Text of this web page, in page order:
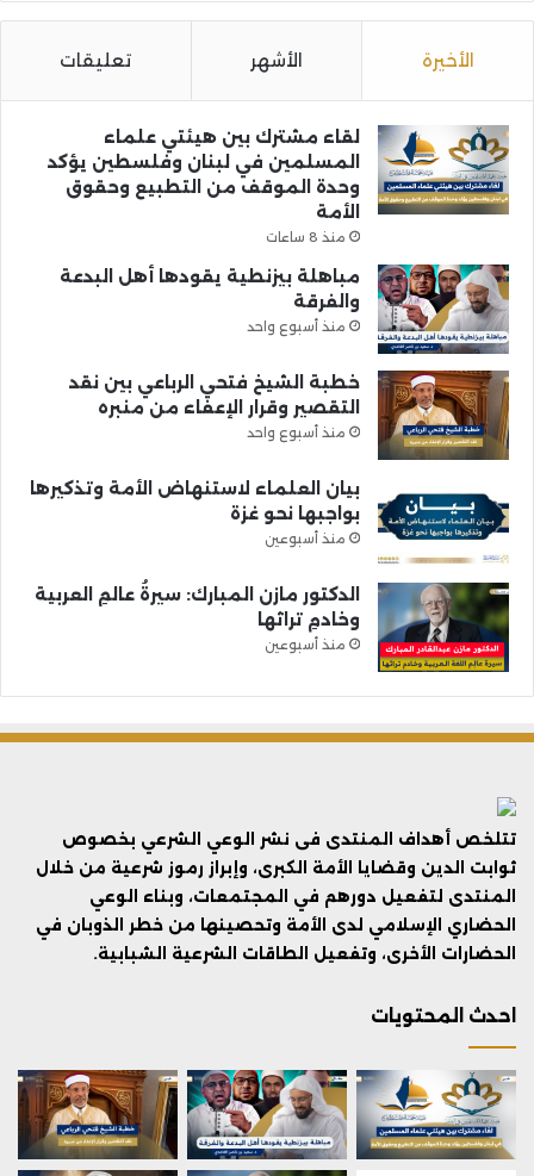
الأخيرة الأشهر تعليقات
لقاء مشترك بين هيئتي علماء
المسلمين في لبنان وفلسطين يؤكد
وحدة الموقف من التطبيع وحقوق
الأمة
منذ 8 ساعات
مباهلة بيزنطية يقودها أهل البدعة
والفرقة
منذ أسبوع واحد
خطبة الشيخ فتحي الرباعي بين نقد
التقصير وقرار الإعفاء من منبره
منذ أسبوع واحد
بيان العلماء لاستنهاض الأمة وتذكيرها
بواجبها نحو غزة
منذ أسبوعين
الدكتور مازن المبارك: سيرةُ عالمِ العربية
وخادمِ تراثها
منذ أسبوعين
تتلخص أهداف المنتدى فى نشر الوعي الشرعي بخصوص
ثوابت الدين وقضايا الأمة الكبرى، وإبراز رموز شرعية من خلال
المنتدى لتفعيل دورهم في المجتمعات، وبناء الوعي
الحضاري الإسلامي لدى الأمة وتحصينها من خطر الذوبان في
الحضارات الأخرى، وتفعيل الطاقات الشرعية الشبابية.
احدث المحتويات